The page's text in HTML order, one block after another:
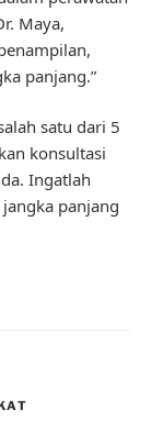
Maya,
panjang.”
satu dari 5
konsultasi
Ingatlah
panjang